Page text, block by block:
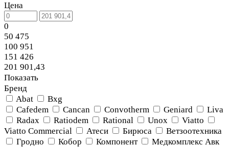
Цена
0
50 475
100 951
151 426
201 901,43
Показать
Бренд
Abat
Bxg
Cafedem
Cancan Convotherm Geniard
Liva
Radax
Ratiodem Rational Unox
Viatto
Viatto Commercial
Атеси Бирюса
Ветзоотехника
Гродно
Кобор Компонент
Медкомплекс Авк